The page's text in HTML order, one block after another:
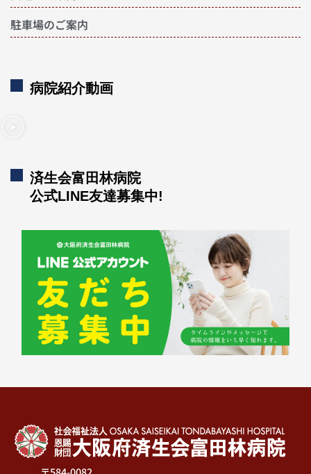
駐車場のご案内
病院紹介動画
済生会富田林病院
公式LINE友達募集中!